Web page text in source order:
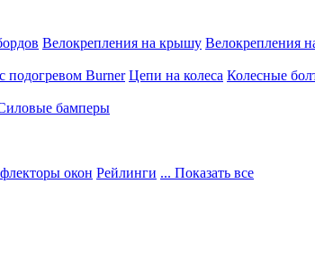
Велокрепления на крышу Велокрепления
подогревом Burner Цепи на колеса Колесные
бамперы
окон Рейлинги ... Показать все